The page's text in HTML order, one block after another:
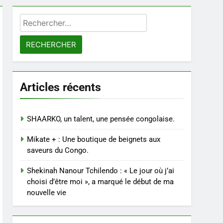
Rechercher :
Articles récents
SHAARKO, un talent, une pensée congolaise.
Mikate + : Une boutique de beignets aux
saveurs du Congo.
Shekinah Nanour Tchilendo : « Le jour où j’ai
choisi d’être moi », a marqué le début de ma
nouvelle vie